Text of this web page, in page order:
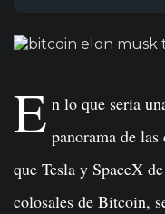
E n lo que seria
panorama de
que Tesla y SpaceX
colosales de Bitcoin,